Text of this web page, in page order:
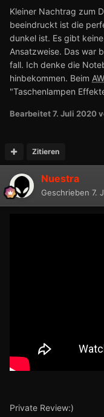
Kleiner Nachtrag zum
beeindruckt ist die
dunkel ist. Es gibt
Ansatzweise. Das war
fall. Ich denke die
hinbekommen. Beim AW
"Taschenlampen
Bearbeitet7. Juli 2020
Zitieren
Nuestra
Geschrieben 7.
Private Review:)